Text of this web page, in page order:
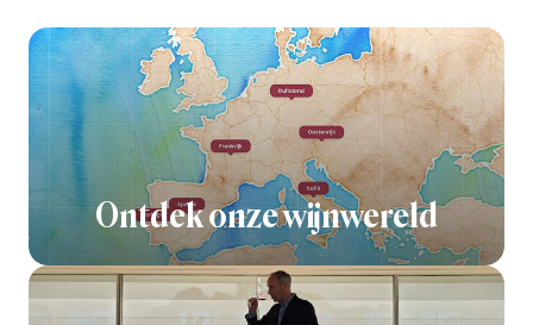
Ontdek onze wijnwereld